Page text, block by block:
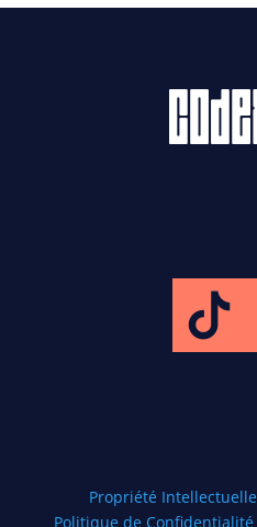
Propriété Intellectuelle
Politique de Confidentialité